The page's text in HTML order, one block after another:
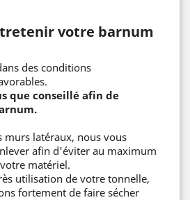
votre barnum
des conditions
que conseillé afin de
murs latéraux, nous vous
afin d'éviter au maximum
matériel.
utilisation de votre tonnelle,
fortement de faire sécher